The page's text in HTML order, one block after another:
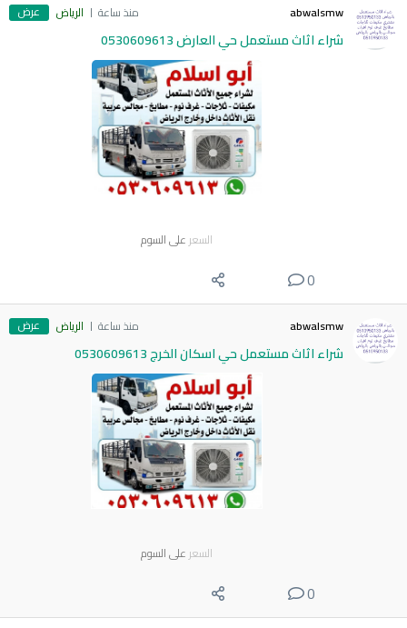
abwalsmw منذ ساعة الرياض عرض
شراء اثاث مستعمل حي العارض 0530609613
السعر على السوم
0
abwalsmw منذ ساعة الرياض عرض
شراء اثاث مستعمل حي اسكان الخرج 0530609613
السعر على السوم
0